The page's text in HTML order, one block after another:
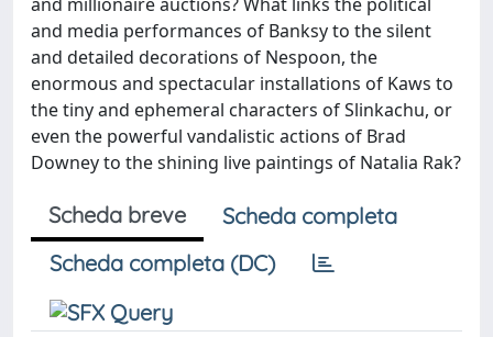
and media performances of Banksy to the silent
and detailed decorations of Nespoon, the
enormous and spectacular installations of Kaws to
the tiny and ephemeral characters of Slinkachu, or
even the powerful vandalistic actions of Brad
Downey to the shining live paintings of Natalia Rak?
Scheda breve
Scheda completa
Scheda completa (DC)